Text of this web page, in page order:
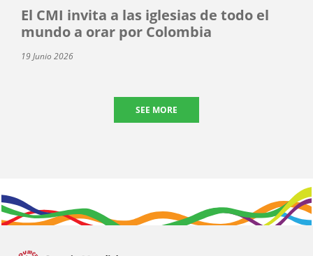
El CMI invita a las iglesias de todo el
mundo a orar por Colombia
19 Junio 2026
SEE MORE